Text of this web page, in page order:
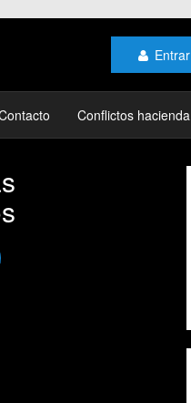
Entrar
Conflictos hacienda